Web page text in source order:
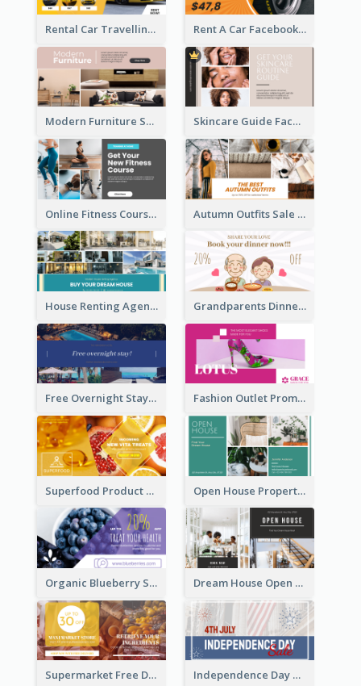
Rental Car Travelling Facebook Ad Rent A Car Facebook Ad
Modern Furniture Shop Facebook Ad Skincare Guide Facebook Ad
Online Fitness Course Facebook Ad Autumn Outfits Sale Facebook Ad
House Renting Agency Facebook Ad Grandparents Dinner Discount Facebook Ad
Free Overnight Stay Hotel Promotion Facebook Ad Fashion Outlet Promote Facebook Ad
Superfood Product Discount Facebook Ad Open House Property Invitation Facebook Ad
Organic Blueberry Sales Facebook Ad Dream House Open House Facebook Ad
Supermarket Free Delivery Facebook Ad Independence Day Sale Facebook Ad